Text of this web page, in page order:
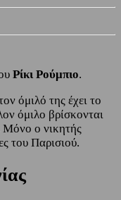
Ρίκι Ρούμπιο.
όμιλό της έχει το
όμιλο βρίσκονται
Μόνο ο νικητής
του Παρισιού.